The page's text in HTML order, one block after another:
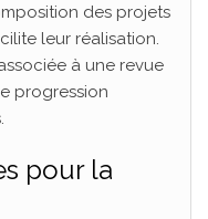
des projets
leur réalisation.
à une revue
progression
pour la